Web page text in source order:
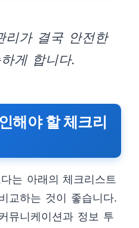
리가 결국 안전한
게 합니다.
해야 할 체크리
는 아래의 체크리스트
교하는 것이 좋습니다.
뮤니케이션과 정보 투